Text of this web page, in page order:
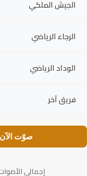
الجيش الملكي
الرجاء الرياضي
الوداد الرياضي
فريق آخر
صوّت الآن
إجمالي الأصوات: